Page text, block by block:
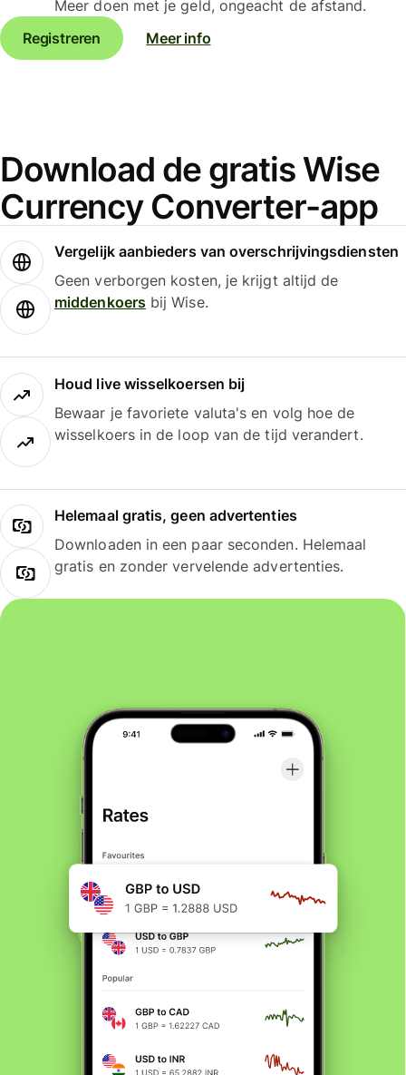
Meer doen met je geld, ongeacht de afstand.
Registreren
Meer info
Download de gratis Wise
Currency Converter-app
Vergelijk aanbieders van overschrijvingsdiensten
Geen verborgen kosten, je krijgt altijd de
middenkoersbij Wise.
Houd live wisselkoersen bij
Bewaar je favoriete valuta's en volg hoe de
wisselkoers in de loop van de tijd verandert.
Helemaal gratis, geen advertenties
Downloaden in een paar seconden. Helemaal
gratis en zonder vervelende advertenties.